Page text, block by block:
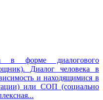
форме диалогового
Диалог человека в
и находящимися в
или СОП (социально